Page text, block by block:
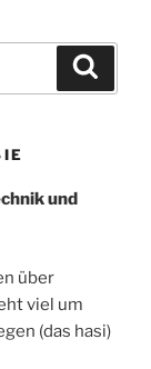
und
über
viel um
(das hasi)